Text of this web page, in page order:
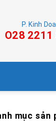
P. Kinh
O28 2211
mục sản